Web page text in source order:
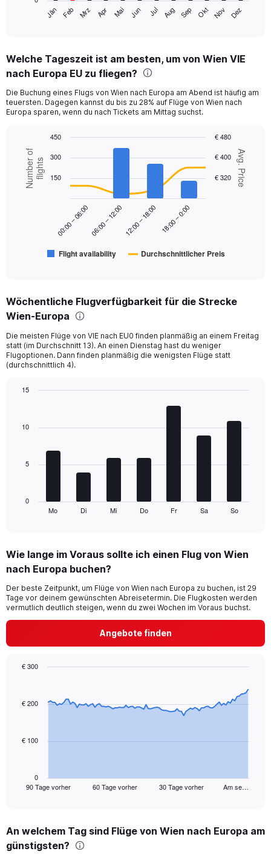
Range:
12
The
chart
has
axis
displaying
values.
Range:
Jän Feb Mrz Apr Mai Jun Jul Aug Sep Okt Nov Dez
Welche Tageszeit ist am besten, um von Wien VIE
nach Europa EU zu fliegen?
Die Buchung eines Flugs von Wien nach Europa am Abend ist häufig am
teuersten. Dagegen kannst du bis zu 28% auf Flüge von Wien nach
Europa sparen, wenn du nach Tickets am Mittag suchst.
Combination
chart
with
data
categories.
Range:
categories.
The
chart
Avg.
Number
Chart
graphic.
Avg. Price
Number offlights
Flight availability Durchschnittlicher Preis
00:00 – 06:0006:00 – 12:0012:00 – 18:00 18:00 – 0:00
€ 320
€ 400
€ 480
150
300
450
Wöchentliche Flugverfügbarkeit für die Strecke
Wien-Europa
Die meisten Flüge von VIE nach EU0 finden planmäßig an einem Freitag
statt (im Durchschnitt 13). An einen Dienstag hast du weniger
Flugoptionen. Dann finden planmäßig die wenigsten Flüge statt
(durchschnittlich 4).
with
The
Range:
7
The
chart
axis
displaying
values.
to
Mo Di Mi Do Fr Sa So
0
5
10
15
Wie lange im Voraus sollte ich einen Flug von Wien
nach Europa buchen?
Der beste Zeitpunkt, um Flüge von Wien nach Europa zu buchen, ist 29
Tage vor deinem gewünschten Abreisetermin. Die Flugkosten werden
vermutlich deutlich steigen, wenn du zwei Wochen im Voraus buchst.
Angebote finden
91
data
The
Range:
91
90 Tage vorher 60 Tage vorher 30 Tage vorher Am se…
0
€ 100
€ 200
€ 300
End
An welchem Tag sind Flüge von Wien nach Europa am
günstigsten?